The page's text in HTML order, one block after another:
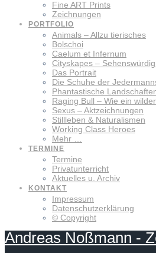
Fine ART Prints
Zeichnungen
PORTFOLIO
Animals – Allzu tierisches
Bolschoi
Caelum et Infernum
Cityskapes –
Das Portrait
Die Schuhe der
Phantastische
Raging Bull – Wie ein
Sexus – Aktzeichnungen
Stillleben & Naturalismen
Working Class Heroes
Mehr …
TERMINE
Termine
Privatunterricht
Aktuelles u. Archiv
KONTAKT
Impressum
Datenschutzerklärung
© Copyright
Andreas Noßmann -